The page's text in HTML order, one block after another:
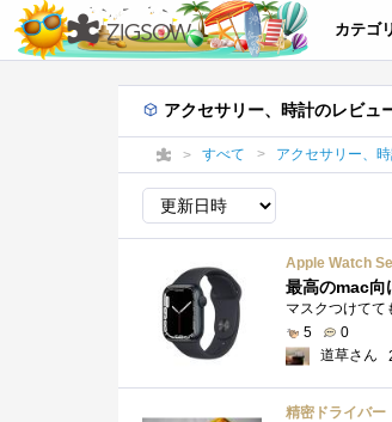
カテゴ
アクセサリー、時計のレビュ
すべて アクセサリー、
Apple Watch
最高のmac向
5
0
道草さん
精密ドライバー